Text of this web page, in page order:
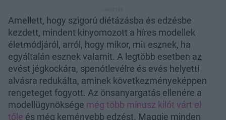
Amellett, hogy szigorú diétázásba és edzésbe
kezdett, mindent kinyomozott a híres modellek
életmódjáról, arról, hogy mikor, mit esznek, ha
egyáltalán esznek valamit. A legtöbb esetben az
evést jégkockára, spenótlevélre és evés helyetti
alvásra redukálta, aminek következményeképpen
rengeteget fogyott. Az önsanyargatás ellenére a
modellügynöksége még több mínusz kilót várt el
tőle és még keményebb edzést. Maggie minden